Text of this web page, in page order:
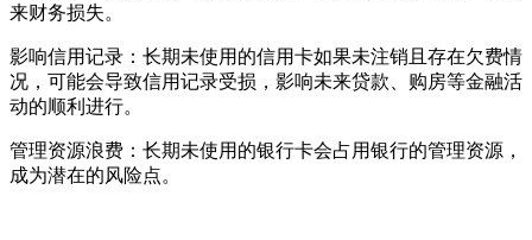
来财务损失。
影响信用记录：长期未使用的信用卡如果未注销且存在欠费情
况，可能会导致信用记录受损，影响未来贷款、购房等金融活
动的顺利进行。
管理资源浪费：长期未使用的银行卡会占用银行的管理资源，
成为潜在的风险点。